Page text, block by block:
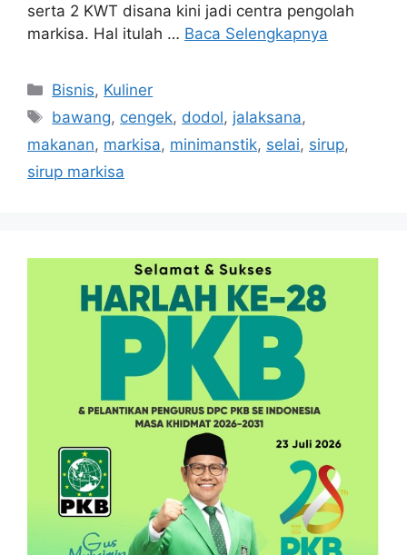
serta 2 KWT disana kini jadi centra pengolah
markisa. Hal itulah … Baca Selengkapnya
Kategori
Bisnis, Kuliner
Tag
bawang, cengek, dodol, jalaksana,
makanan, markisa, minimanstik, selai, sirup,
sirup markisa